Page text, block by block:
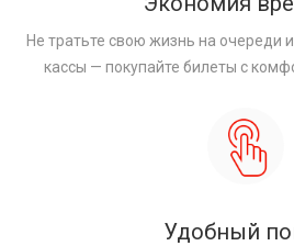
Не тратьте свою жизнь на очереди
кассы — покупайте билеты с
Удобный